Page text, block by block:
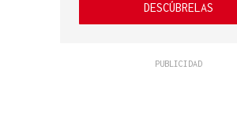
DESCÚBRELAS